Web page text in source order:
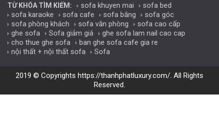
TỪ KHÓA TÌM KIẾM: sofa khuyen mai
sofa bed
sofa karaoke
sofa cafe sofa băng
sofa góc
sofa phòng khách
sofa văn phòng
sofa cao cấp
ghe sofa
Sofa giảm giá
ghe sofa lam nail cao cap
cho thue ghe sofa
ban ghe sofa cafe gia re
nội thất + nội thất sofa
Sofa
2019 © Copyrights https://thanhphatluxury.com/. All Rights
Reserved.